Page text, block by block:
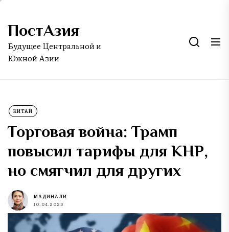
Skip
the
content
ПостАзия
Будущее Центральной и
Южной Азии
КИТАЙ
Торговая война: Трамп
повысил тарифы для КНР,
но смягчил для других
МАДИНА ЛИ
10.04.2025